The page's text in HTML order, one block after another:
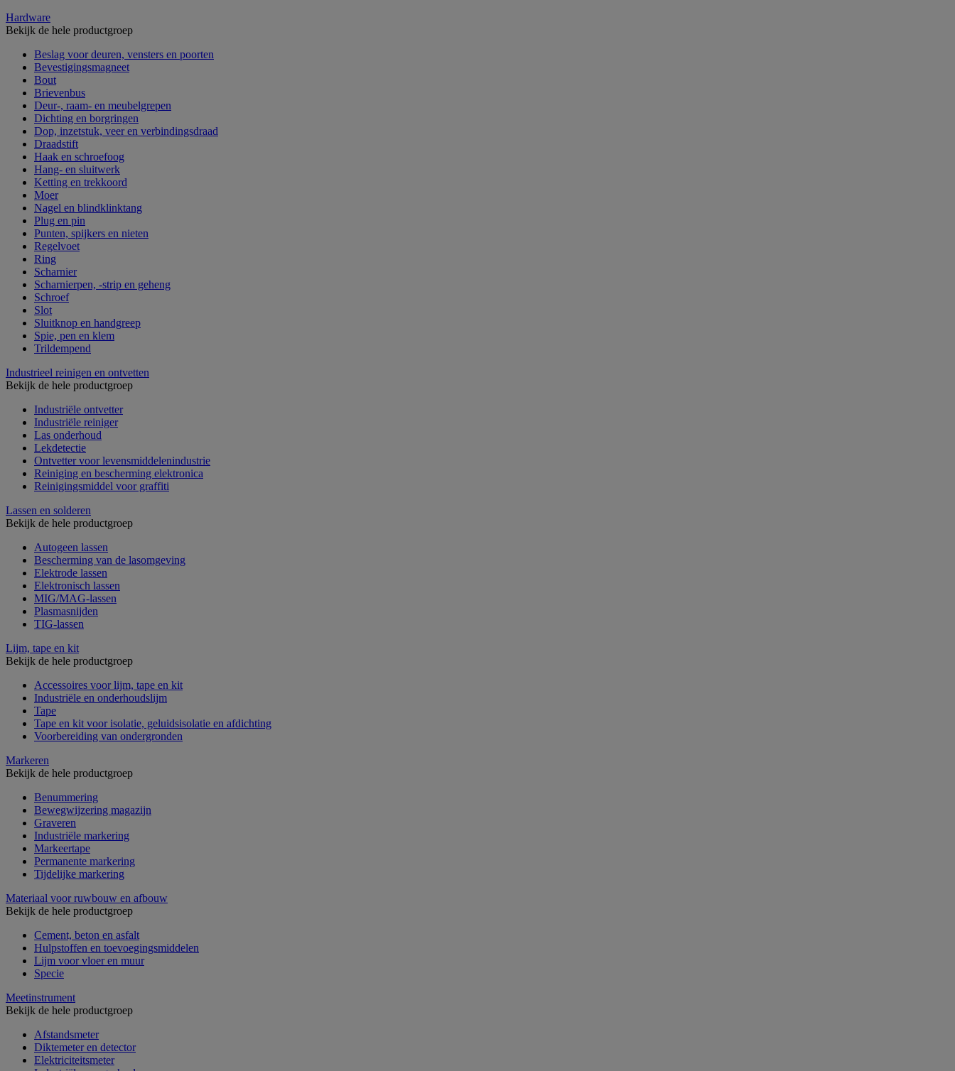
Hardware
Bekijk de hele productgroep
Beslag voor deuren, vensters en poorten
Bevestigingsmagneet
Bout
Brievenbus
Deur-, raam- en meubelgrepen
Dichting en borgringen
Dop, inzetstuk, veer en verbindingsdraad
Draadstift
Haak en schroefoog
Hang- en sluitwerk
Ketting en trekkoord
Moer
Nagel en blindklinktang
Plug en pin
Punten, spijkers en nieten
Regelvoet
Ring
Scharnier
Scharnierpen, -strip en geheng
Schroef
Slot
Sluitknop en handgreep
Spie, pen en klem
Trildempend
Industrieel reinigen en ontvetten
Bekijk de hele productgroep
Industriële ontvetter
Industriële reiniger
Las onderhoud
Lekdetectie
Ontvetter voor levensmiddelenindustrie
Reiniging en bescherming elektronica
Reinigingsmiddel voor graffiti
Lassen en solderen
Bekijk de hele productgroep
Autogeen lassen
Bescherming van de lasomgeving
Elektrode lassen
Elektronisch lassen
MIG/MAG-lassen
Plasmasnijden
TIG-lassen
Lijm, tape en kit
Bekijk de hele productgroep
Accessoires voor lijm, tape en kit
Industriële en onderhoudslijm
Tape
Tape en kit voor isolatie, geluidsisolatie en afdichting
Voorbereiding van ondergronden
Markeren
Bekijk de hele productgroep
Benummering
Bewegwijzering magazijn
Graveren
Industriële markering
Markeertape
Permanente markering
Tijdelijke markering
Materiaal voor ruwbouw en afbouw
Bekijk de hele productgroep
Cement, beton en asfalt
Hulpstoffen en toevoegingsmiddelen
Lijm voor vloer en muur
Specie
Meetinstrument
Bekijk de hele productgroep
Afstandsmeter
Diktemeter en detector
Elektriciteitsmeter